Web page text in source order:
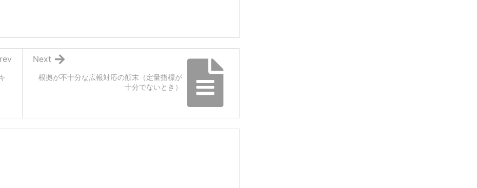
根拠が不十分な広報対応の顛末（定量指標が
十分でないとき）
Next